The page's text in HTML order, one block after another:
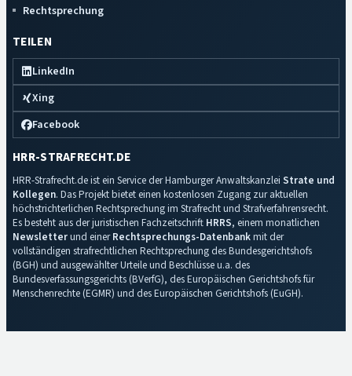
Rechtsprechung
TEILEN
LinkedIn
Xing
Facebook
HRR-STRAFRECHT.DE
HRR-Strafrecht.de ist ein Service der Hamburger Anwaltskanzlei Strate und
Kollegen. Das Projekt bietet einen kostenlosen Zugang zur aktuellen
höchstrichterlichen Rechtsprechung im Strafrecht und Strafverfahrensrecht.
Es besteht aus der juristischen Fachzeitschrift HRRS, einem monatlichen
Newsletterund einerRechtsprechungs-Datenbankmit der
vollständigen strafrechtlichen Rechtsprechung des Bundesgerichtshofs
(BGH) und ausgewählter Urteile und Beschlüsse u.a. des
Bundesverfassungsgerichts (BVerfG), des Europäischen Gerichtshofs für
Menschenrechte (EGMR) und des Europäischen Gerichtshofs (EuGH).